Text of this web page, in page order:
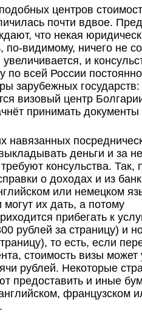
центров
почти вдвое.
что некая
по-видимому, ничего не
увеличивается, и
по всей России
зарубежных
визовый центр
принимать документы
навязанных
деньги и за
консульства. Так,
о доходах и из
или немецком
их дать, а потому
прибегать к
рублей за страницу) и
то есть, если
стоимость визы может
рублей. Некоторые
предоставить и иные
французском